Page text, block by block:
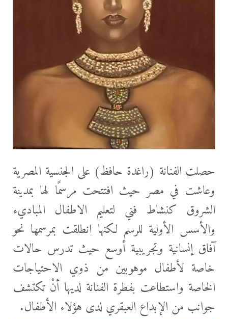
حصلت الفنانة (راغدة حافظ) على الجنسية المصرية
وعاشت في مصر حيث افتتحت مرسمًا لها بمدينة
الشروق كنشاط فني لتعليم الاطفال المباديء
والأسس الأولية للرسم لكنها انطلقت بمرسمها نحو
آفاق إنسانية وتجريبية أوسع حيث تدرس حالات
خاصة لأطفال موهوبين من ذوي الاحتياجات
الخاصة واستطاعت بفطرة الفنانة لديها أنْ تكتشف
جوانب من الإبداع العبقري لدى هؤلاء الأطفال.